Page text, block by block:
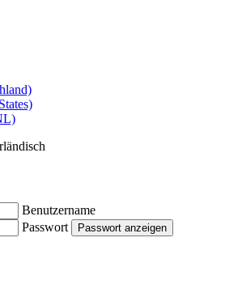
Benutzername
Passwort
Passwort anzeigen